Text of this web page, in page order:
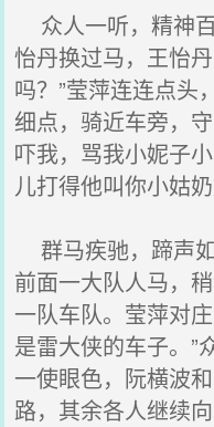
众人一听，精神
怡丹换过马，王怡
吗？”莹萍连连点头
细点，骑近车旁，
吓我，骂我小妮子
儿打得他叫你小姑
群马疾驰，蹄声
前面一大队人马，
一队车队。莹萍对
是雷大侠的车子。”
一使眼色，阮横波
路，其余各人继续向